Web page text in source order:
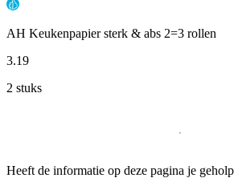
AH Keukenpapier sterk & abs 2=3 rollen
3.19
2 stuks
Heeft de informatie op deze pagina je